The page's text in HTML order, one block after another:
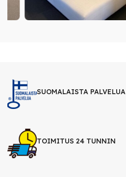
SUOMALAISTA PALVELUA
TOIMITUS 24 TUNNIN